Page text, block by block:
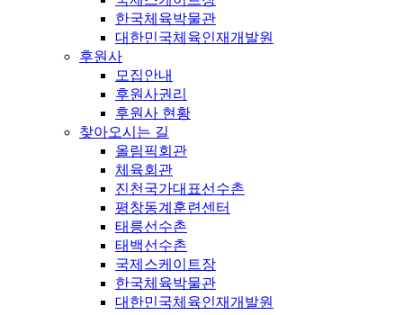
한국체육박물관
대한민국체육인재개발원
후원사
모집안내
후원사권리
후원사 현황
찾아오시는 길
올림픽회관
체육회관
진천국가대표선수촌
평창동계훈련센터
태릉선수촌
태백선수촌
국제스케이트장
한국체육박물관
대한민국체육인재개발원